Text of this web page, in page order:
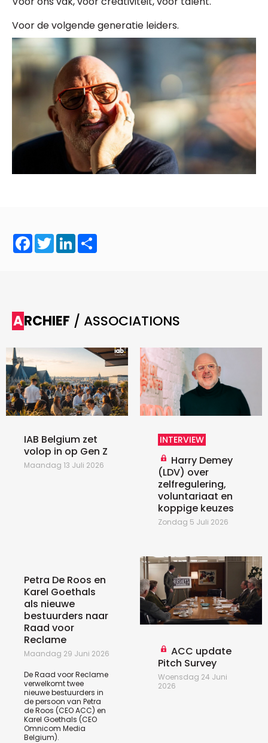
Voor de volgende generatie leiders.
Facebook
TwitterLinkedIn
ARCHIEF / ASSOCIATIONS
IAB Belgium zet
volop in op Gen Z
Maandag 13 Juli 2026
INTERVIEW
Harry Demey
(LDV) over
zelfregulering,
voluntariaat en
koppige keuzes
Zondag 5 Juli 2026
Petra De Roos en
Karel Goethals
als nieuwe
bestuurders naar
Raad voor
Reclame
Maandag 29 Juni 2026
De Raad voor Reclame
verwelkomt twee
nieuwe bestuurders in
de persoon van Petra
de Roos (CEO ACC) en
Karel Goethals (CEO
Omnicom Media
Belgium).
ACC update
Pitch Survey
Woensdag 24 Juni
2026